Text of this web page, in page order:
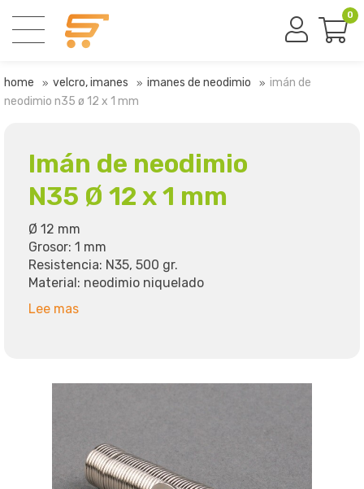
0
home velcro, imanes imanes de neodimio
imán de
neodimio n35 ø 12 x 1 mm
Imán de neodimio
N35 Ø 12 x 1 mm
Ø 12 mm
Grosor: 1 mm
Resistencia: N35, 500 gr.
Material: neodimio niquelado
Lee mas